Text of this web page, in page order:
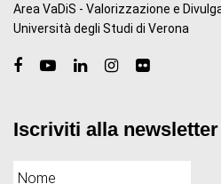
Area VaDiS - Valorizzazione e
Università degli Studi di Verona
Iscriviti alla newsletter